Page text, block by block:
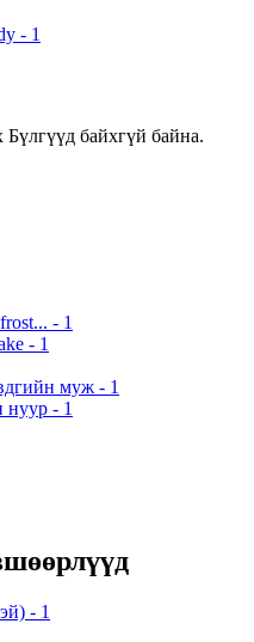
- 1
Бүлгүүд байхгүй байна.
- 1
- 1
муж - 1
нуур - 1
- 1